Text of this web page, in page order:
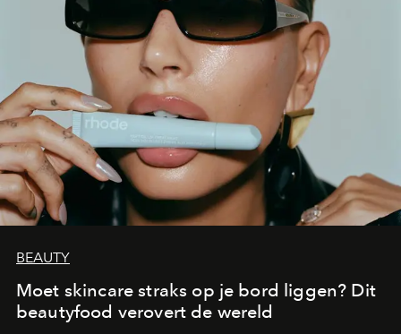
BEAUTY
Moet skincare straks op je bord liggen? Dit
beautyfood verovert de wereld